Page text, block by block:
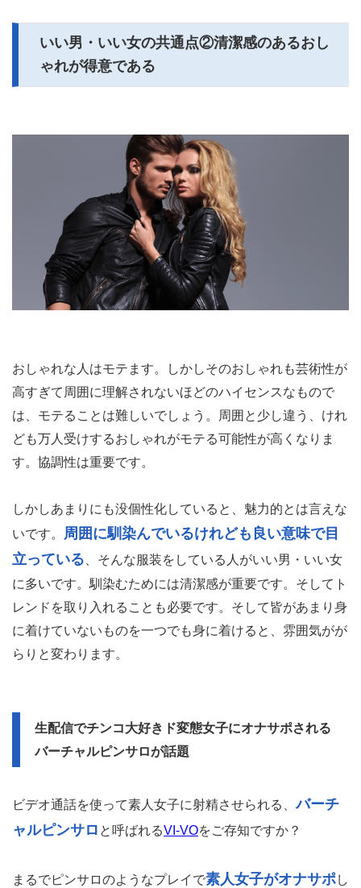
いい男・いい女の共通点②清潔感のあるおし
ゃれが得意である
おしゃれな人はモテます。しかしそのおしゃれも芸術性が
高すぎて周囲に理解されないほどのハイセンスなもので
は、モテることは難しいでしょう。周囲と少し違う、けれ
ども万人受けするおしゃれがモテる可能性が高くなりま
す。協調性は重要です。
しかしあまりにも没個性化していると、魅力的とは言えな
いです。
周囲に馴染んでいるけれども良い意味で目
立っている 、そんな服装をしている人がいい男・いい女
に多いです。馴染むためには清潔感が重要です。そしてト
レンドを取り入れることも必要です。そして皆があまり身
に着けていないものを一つでも身に着けると、雰囲気がが
らりと変わります。
生配信でチンコ大好きド変態女子にオナサポされる
バーチャルピンサロが話題
ビデオ通話を使って素人女子に射精させられる、バーチ
ャルピンサロ と呼ばれるVI-VOをご存知ですか？
まるでピンサロのようなプレイで素人女子がオナサポし